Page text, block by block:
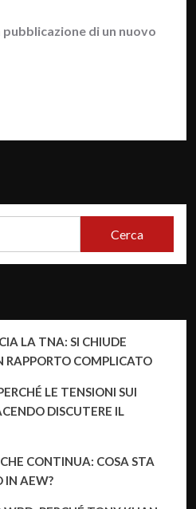
di un nuovo
Cerca
LA TNA: SI CHIUDE
COMPLICATO
LE TENSIONI SUI
DISCUTERE IL
CONTINUA: COSA STA
IN AEW?